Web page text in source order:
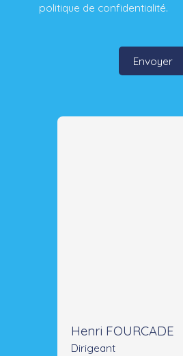
politique de confidentialité.
Envoyer
Henri FOURCADE
Dirigeant